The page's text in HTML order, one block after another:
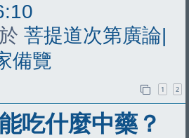
菩提道次第廣論|
備覽
1 2
吃什麼中藥？